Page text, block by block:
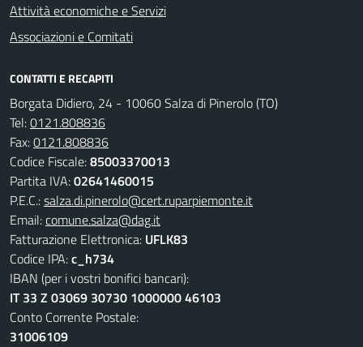
Attività economiche e Servizi
Associazioni e Comitati
CONTATTI E RECAPITI
Borgata Didiero, 24 - 10060 Salza di Pinerolo (TO)
Tel:0121.808836
Fax:0121.808836
Codice Fiscale:85003370013
Partita IVA:02641460015
P.E.C.:salza.di.pinerolo@cert.ruparpiemonte.it
Email:comune.salza@dag.it
Fatturazione Elettronica: UFLK83
Codice IPA:c_h734
IBAN (per i vostri bonifici bancari):
IT 33 Z 03069 30730 1000000 46103
Conto Corrente Postale:
31006109